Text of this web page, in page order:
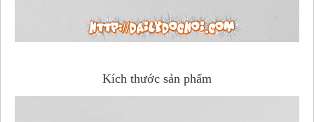
Kích thước sản phẩm